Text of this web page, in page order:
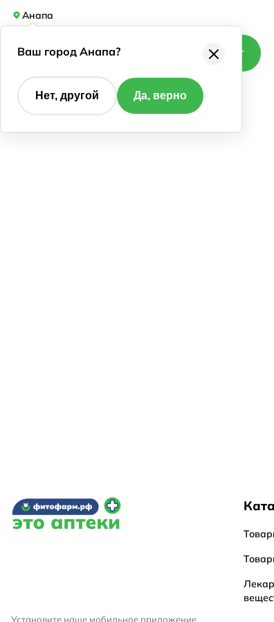
Анапа
Каталог
Установите наше мобильное приложение
Ваш город Анапа?
Нет, другой Да, верно